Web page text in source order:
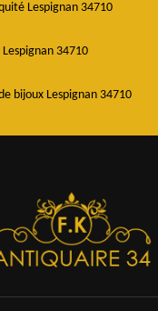
Lespignan 34710
34710
bijoux Lespignan 34710